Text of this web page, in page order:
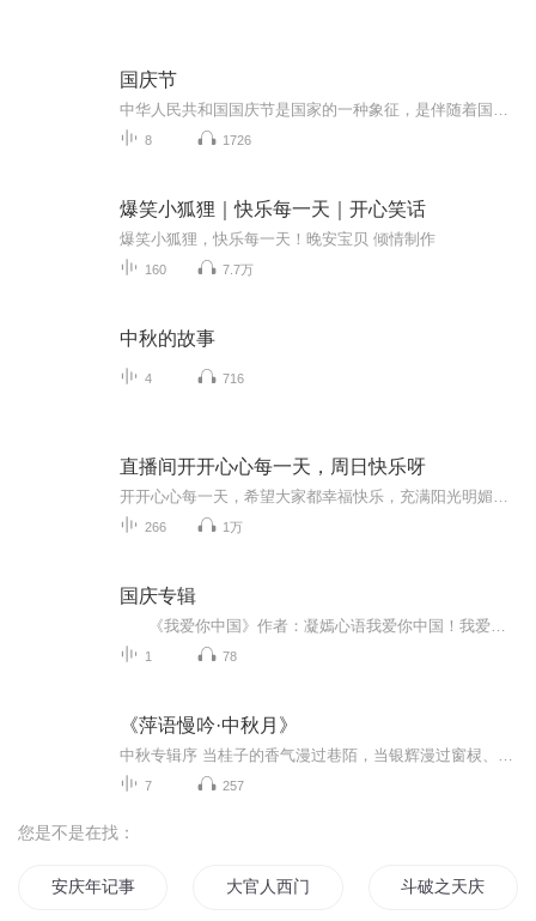
国庆节
8 1726
爆笑小狐狸｜快乐每一天｜开心笑话
爆笑小狐狸，快乐每一天！晚安宝贝 倾情制作
160 7.7万
中秋的故事
4 716
直播间开开心心每一天，周日快乐呀
266 1万
国庆专辑
1 78
《萍语慢吟·中秋月》
7 257
您是不是在找：
安庆年记事 大官人西门庆 斗破之天庆焰火